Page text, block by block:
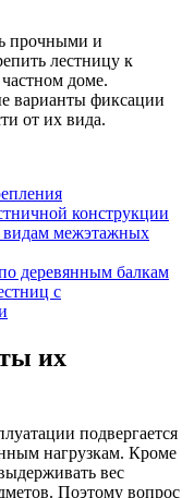
прочными и
лестницу к
доме.
варианты фиксации
от их вида.
конструкции
видам межэтажных
деревянным балкам
с
их
подвергается
нагрузкам. Кроме
вес
Поэтому вопрос